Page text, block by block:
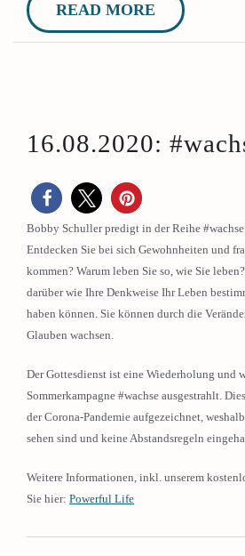
READ MORE
16.08.2020:
Bobby Schuller predigt in der Reihe
Entdecken Sie bei sich Gewohnheiten und
kommen? Warum leben Sie so, wie Sie
darüber wie Ihre Denkweise Ihr Leben
haben können. Sie können durch die
Glauben wachsen.
Der Gottesdienst ist eine Wiederholung und
Sommerkampagne #wachse ausgestrahlt.
der Corona-Pandemie aufgezeichnet,
sehen sind und keine Abstandsregeln
Weitere Informationen, inkl. unserem
Sie hier: Powerful Life